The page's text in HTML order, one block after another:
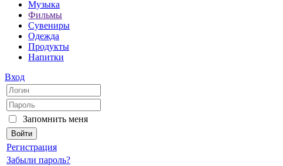
Музыка
Фильмы
Сувениры
Одежда
Продукты
Напитки
Вход
Запомнить меня
Регистрация
Забыли пароль?